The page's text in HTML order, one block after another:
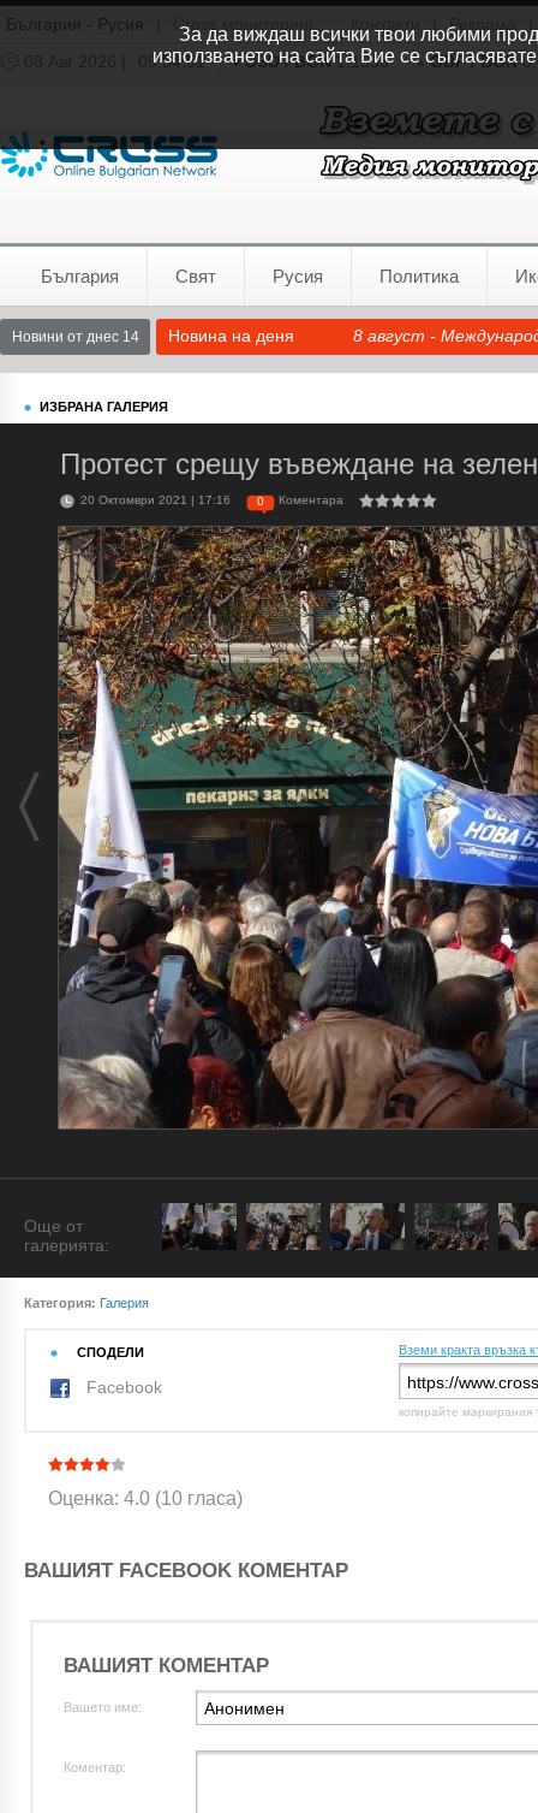
България - Русия Cross мониторинг Реклама
08 Авг 2026 |
09:54:52 USD / BGN1.1535 GBP / BGN
България Свят Русия Политика
Новини от днес 14 Новина на деня 8 август -
ИЗБРАНА ГАЛЕРИЯ
Протест срещу въвеждане на
20 Октомври 2021 | 17:16 0 Коментара
Още от
галерията:
Категория: Галерия
СПОДЕЛИ
Facebook
Вземи кракта връзка
копирайте маркирания
Оценка: 4.0 (10 гласа)
ВАШИЯТ FACEBOOK КОМЕНТАР
ВАШИЯТ КОМЕНТАР
Вашето име:
Коментар:
За да виждаш всички твои любими
използването на сайта Вие се